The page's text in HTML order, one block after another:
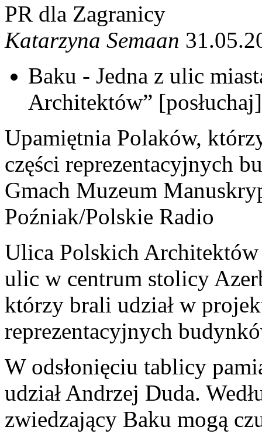
PR dla Zagranicy
Katarzyna Semaan
Baku - Jedna z ulic
Architektów” [posłuchaj]
Upamiętnia Polaków,
części reprezentacyjnych
Gmach Muzeum
Poźniak/Polskie Radio
Ulica Polskich Architektów
ulic w centrum stolicy
którzy brali udział w
reprezentacyjnych
W odsłonięciu tablicy
udział Andrzej Duda.
zwiedzający Baku mogą